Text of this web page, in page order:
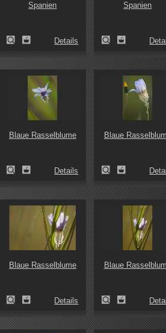
Spanien
Details
Spanien
Blaue Rasselblume
Details
Blaue
Blaue Rasselblume
Details
Blaue